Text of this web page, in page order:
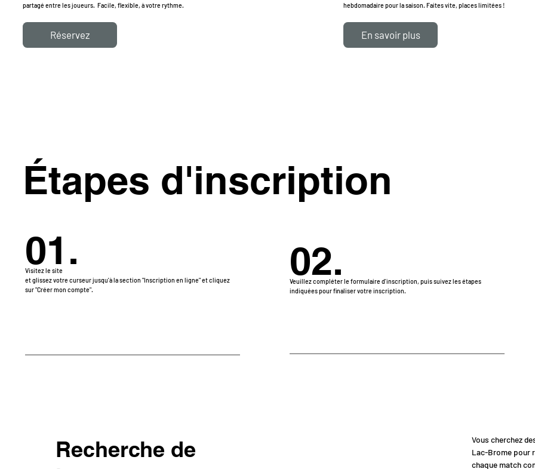
partagé entre les joueurs. Facile, flexible, à votre rythme.
Réservez
hebdomadaire pour la saison. Faites vite, places limitées !
En savoir plus
Étapes d'inscription
01.
Visitez le site
et glissez votre curseur jusqu'à la section "Inscription en ligne" et cliquez
sur "Créer mon compte".
02.
Veuillez compléter le formulaire d'inscription, puis suivez les étapes
indiquées pour finaliser votre inscription.
Recherche de
Vous cherchez
Lac-Brome pour
chaque match